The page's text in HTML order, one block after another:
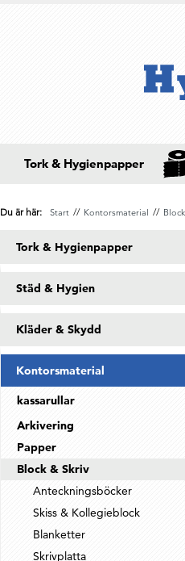
Tork & Hygienpapper
Du är här: Start // Kontorsmaterial //
Tork & Hygienpapper
Städ & Hygien
Kläder & Skydd
Kontorsmaterial
kassarullar
Arkivering
Papper
Block & Skriv
Anteckningsböcker
Skiss & Kollegieblock
Blanketter
Skrivplatta